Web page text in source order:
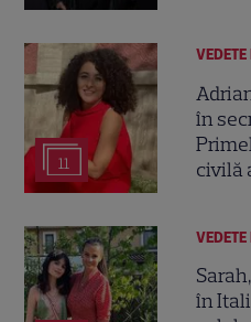
11
în
civilă
în